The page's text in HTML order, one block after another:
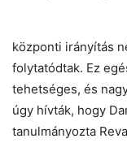
központi irányítás
folytatódtak. Ez
tehetséges, és
úgy hívták, hogy
tanulmányozta